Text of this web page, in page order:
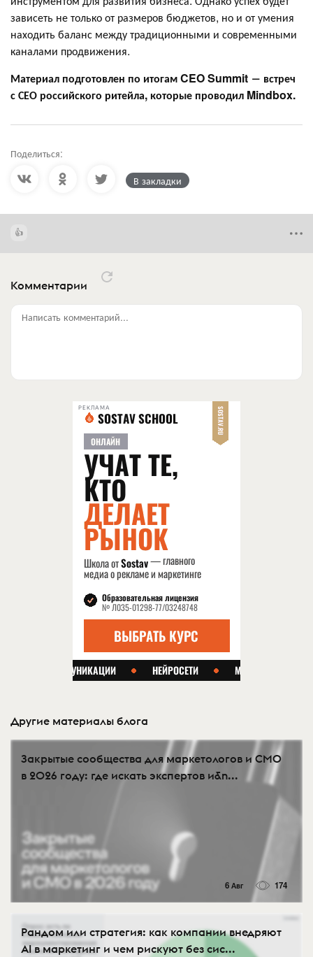
зависеть не только от размеров бюджетов, но и от умения
находить баланс между традиционными и современными
каналами продвижения.
Материал подготовлен по итогам CEO Summit ― встреч
с СЕО российского ритейла, которые проводил Mindbox.
Поделиться:
В закладки
Комментарии
Написать комментарий...
РЕКЛАМА
Другие материалы блога
Закрытые сообщества для маркетологов и CMO
в 2026 году: где искать экспертов и&n...
6 Авг 174
Рандом или стратегия: как компании внедряют
AI в маркетинг и чем рискуют без сис...